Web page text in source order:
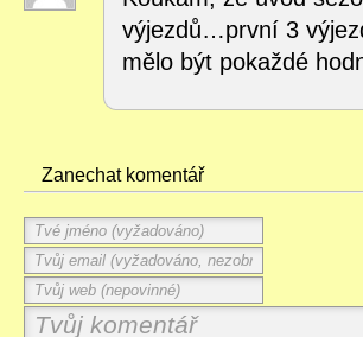
výjezdů…první 3
mělo být pokaždé
Zanechat komentář